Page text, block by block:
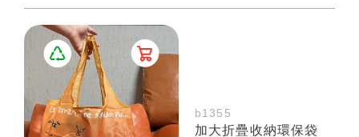
b1355
加大折疊收納環保袋